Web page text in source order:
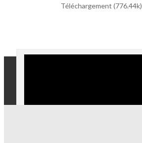
Téléchargement (776.44k)